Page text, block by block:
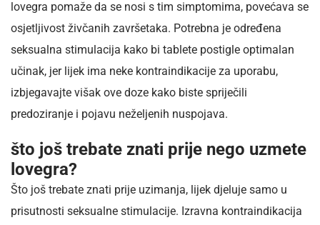
lovegra pomaže da se nosi s tim simptomima, povećava se
osjetljivost živčanih završetaka. Potrebna je određena
seksualna stimulacija kako bi tablete postigle optimalan
učinak, jer lijek ima neke kontraindikacije za uporabu,
izbjegavajte višak ove doze kako biste spriječili
predoziranje i pojavu neželjenih nuspojava.
što još trebate znati prije nego uzmete
lovegra?
Što još trebate znati prije uzimanja, lijek djeluje samo u
prisutnosti seksualne stimulacije. Izravna kontraindikacija